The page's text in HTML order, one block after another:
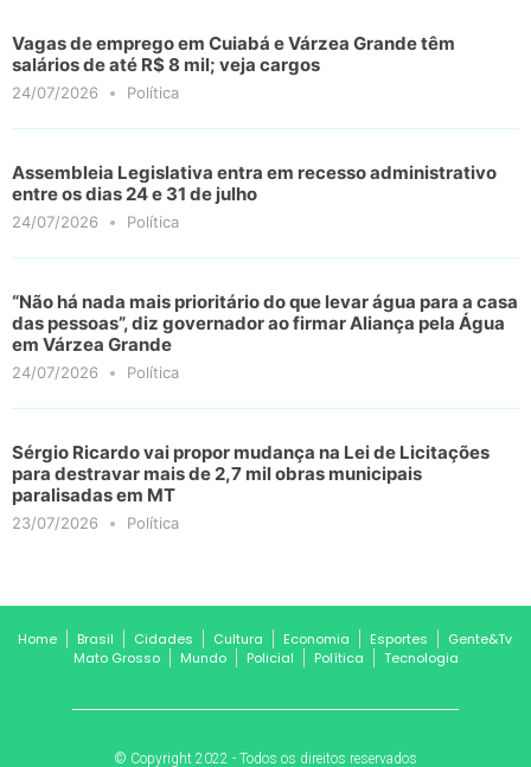
Vagas de emprego em Cuiabá e Várzea Grande têm
salários de até R$ 8 mil; veja cargos
24/07/2026 Política
Assembleia Legislativa entra em recesso administrativo
entre os dias 24 e 31 de julho
24/07/2026 Política
“Não há nada mais prioritário do que levar água para a casa
das pessoas”, diz governador ao firmar Aliança pela Água
em Várzea Grande
24/07/2026 Política
Sérgio Ricardo vai propor mudança na Lei de Licitações
para destravar mais de 2,7 mil obras municipais
paralisadas em MT
23/07/2026 Política
Home Brasil Cidades Cultura Economia Esportes
Gente&Tv
Mato Grosso
Mundo Policial Política Tecnologia
© Copyright 2022 - Todos os direitos reservados